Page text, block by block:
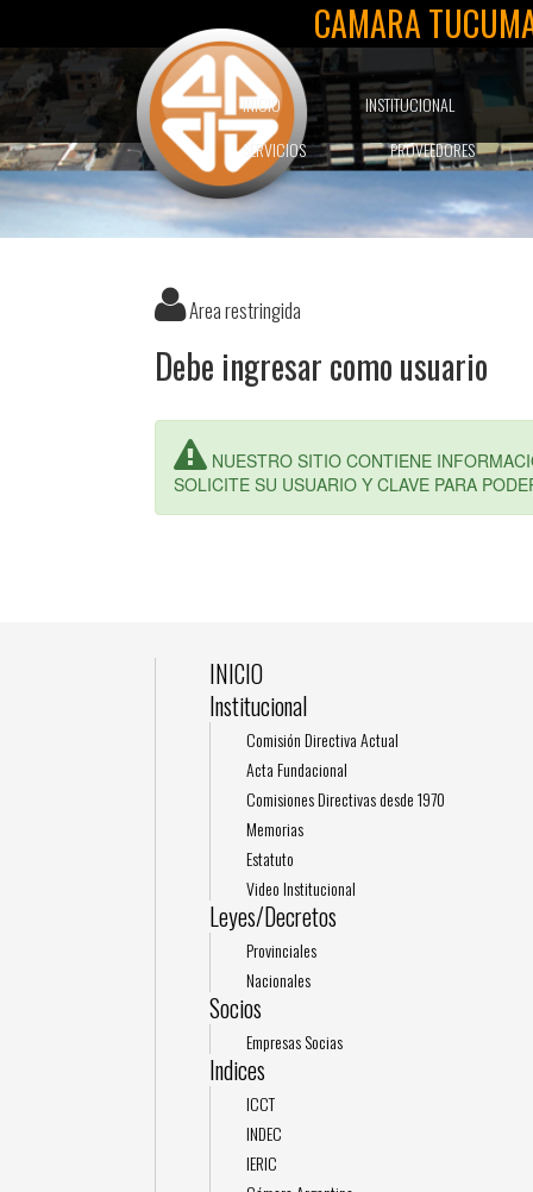
CAMARA
INICIO
INSTITUCIONAL
SERVICIOS
PROVEEDORES
Area restringida
Debe ingresar como usuario
NUESTRO SITIO CONTIENE
SOLICITE SU USUARIO Y CLAVE PARA
INICIO
Institucional
Comisión Directiva Actual
Acta Fundacional
Comisiones Directivas desde 1970
Memorias
Estatuto
Video Institucional
Leyes/Decretos
Provinciales
Nacionales
Socios
Empresas Socias
Indices
ICCT
INDEC
IERIC